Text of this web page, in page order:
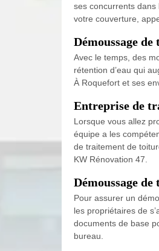
ses concurrents dans
votre couverture,
Démoussage
Avec le temps, des
rétention d’eau qui
À Roquefort et ses
Entreprise de
Lorsque vous allez
équipe a les
de traitement de
KW Rénovation 47.
Démoussage
Pour assurer un
les propriétaires de
documents de base
bureau.